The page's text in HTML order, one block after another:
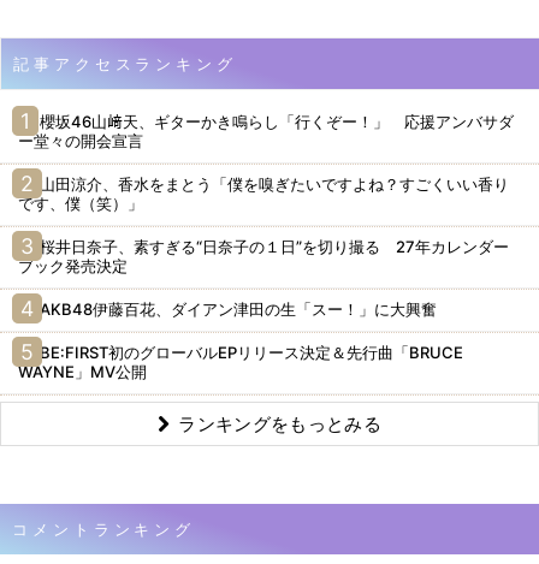
記事アクセスランキング
櫻坂46山﨑天、ギターかき鳴らし「行くぞー！」 応援アンバサダ
ー堂々の開会宣言
山田涼介、香水をまとう「僕を嗅ぎたいですよね？すごくいい香り
です、僕（笑）」
桜井日奈子、素すぎる“日奈子の１日”を切り撮る 27年カレンダー
ブック発売決定
AKB48伊藤百花、ダイアン津田の生「スー！」に大興奮
BE:FIRST初のグローバルEPリリース決定＆先行曲「BRUCE
WAYNE」MV公開
ランキングをもっとみる
コメントランキング